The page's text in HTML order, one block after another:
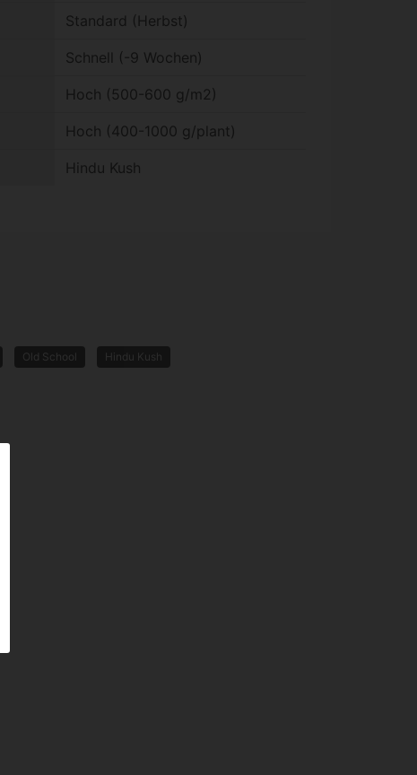
Standard (Herbst)
Schnell (-9 Wochen)
Hoch (500-600 g/m2)
Hoch (400-1000 g/plant)
Hindu Kush
Old School Hindu Kush